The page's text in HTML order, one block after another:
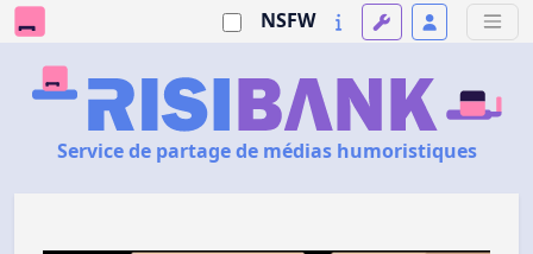
NSFW
Service de partage de médias humoristiques